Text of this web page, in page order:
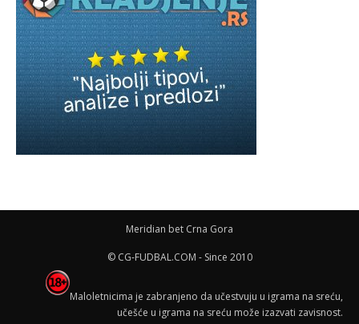
Meridian bet Crna Gora
© CG-FUDBAL.COM - Since 2010
Maloletnicima je zabranjeno da učestvuju u igrama na sreću,
učešće u igrama na sreću može izazvati zavisnost.